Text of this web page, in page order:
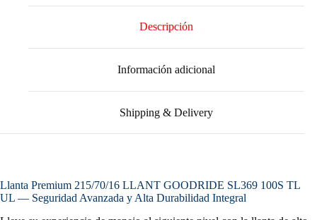
Descripción
Información adicional
Shipping & Delivery
Llanta Premium 215/70/16 LLANT GOODRIDE SL369 100S TL
UL — Seguridad Avanzada y Alta Durabilidad Integral